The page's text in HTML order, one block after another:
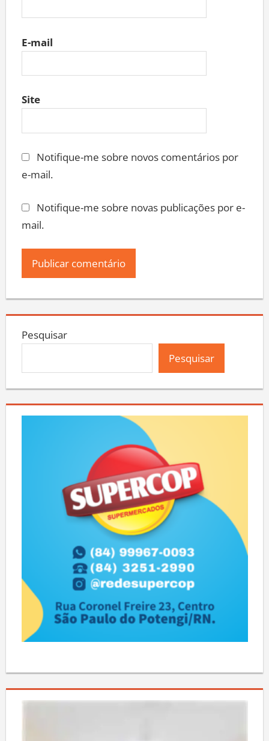
E-mail
Site
Notifique-me sobre novos comentários por
e-mail.
Notifique-me sobre novas publicações por e-
mail.
Pesquisar
Pesquisar